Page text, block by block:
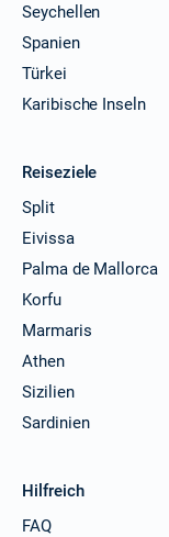
Seychellen
Spanien
Türkei
Karibische Inseln
Reiseziele
Split
Eivissa
Palma de Mallorca
Korfu
Marmaris
Athen
Sizilien
Sardinien
Hilfreich
FAQ